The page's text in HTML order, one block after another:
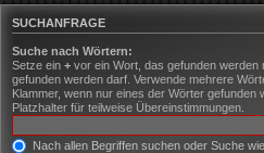
SUCHANFRAGE
Suche nach Wörtern:
Setze ein + vor ein Wort, das gefunden werden
gefunden werden darf. Verwende mehrere
Klammer, wenn nur eines der Wörter gefunden
Platzhalter für teilweise Übereinstimmungen.
Nach allen Begriffen suchen oder Suche